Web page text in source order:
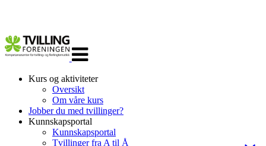
navigasjon
Kurs og aktiviteter
Oversikt
Om våre kurs
Jobber du med tvillinger?
Kunnskapsportal
Kunnskapsportal
Tvillinger fra A til Å